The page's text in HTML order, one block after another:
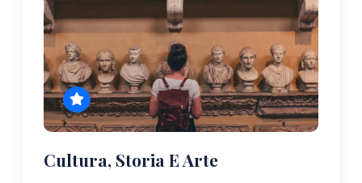
Cultura, Storia E Arte